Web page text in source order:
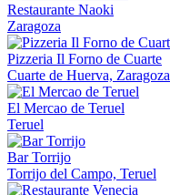
Restaurante Naoki
Zaragoza
Pizzeria Il Forno de Cuarte
Cuarte de Huerva, Zaragoza
El Mercao de Teruel
Teruel
Bar Torrijo
Torrijo del Campo, Teruel